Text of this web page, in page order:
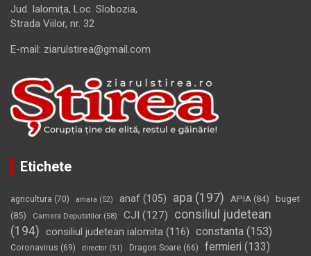
Jud. Ialomiţa, Loc. Slobozia,
Strada Viilor, nr. 32
E-mail: ziarulstirea@gmail.com
Etichete
agricultura (70) amara (52) anaf (105) apa (197) APIA (84)
buget
(85)
Camera Deputatilor (58) CJI (127)
consiliul judetean
(194) consiliul judetean ialomita (116) constanta (153)
Coronavirus (69) director (51) Dragos Soare (66) fermieri (133)